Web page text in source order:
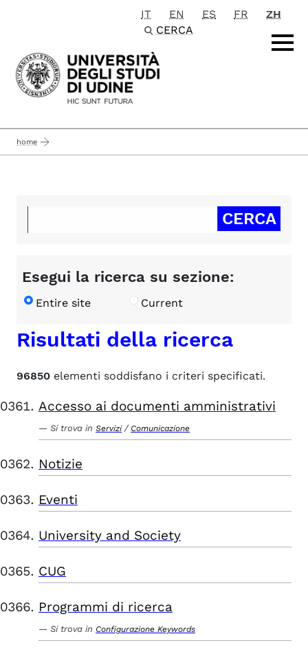
Passa al contenuto principale
IT EN ES FR
ZH
CERCA
home
Esegui la ricerca su sezione:
Entire site Current
Risultati della ricerca
96850 elementi soddisfano i criteri specificati.
Accesso ai documenti amministrativi
Si trova in Servizi / Comunicazione
Notizie
Eventi
University and Society
CUG
Programmi di ricerca
Si trova in Configurazione Keywords